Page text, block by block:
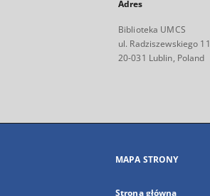
Adres
Biblioteka UMCS
ul. Radziszewskiego 11
20-031 Lublin, Poland
MAPA STRONY
Strona główna